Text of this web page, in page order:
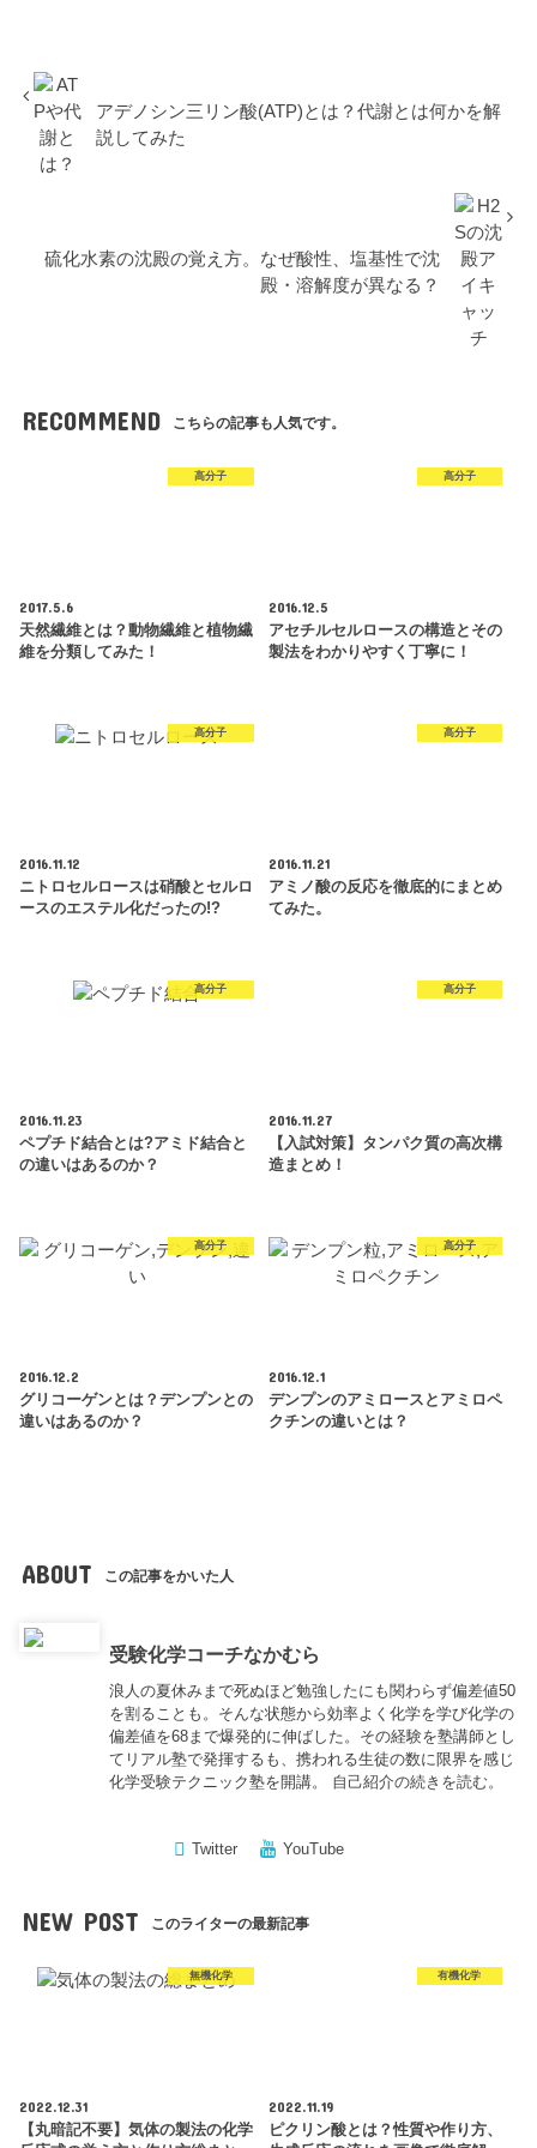
アデノシン三リン酸(ATP)とは？代謝とは何かを解
説してみた
硫化水素の沈殿の覚え方。なぜ酸性、塩基性で沈
殿・溶解度が異なる？
RECOMMEND こちらの記事も人気です。
高分子
2017.5.6
天然繊維とは？動物繊維と植物繊
維を分類してみた！
高分子
2016.12.5
アセチルセルロースの構造とその
製法をわかりやすく丁寧に！
高分子
2016.11.12
ニトロセルロースは硝酸とセルロ
ースのエステル化だったの!?
高分子
2016.11.21
アミノ酸の反応を徹底的にまとめ
てみた。
高分子
2016.11.23
ペプチド結合とは?アミド結合と
の違いはあるのか？
高分子
2016.11.27
【入試対策】タンパク質の高次構
造まとめ！
高分子
2016.12.2
グリコーゲンとは？デンプンとの
違いはあるのか？
高分子
2016.12.1
デンプンのアミロースとアミロペ
クチンの違いとは？
ABOUT この記事をかいた人
受験化学コーチなかむら
浪人の夏休みまで死ぬほど勉強したにも関わらず偏差値50
を割ることも。そんな状態から効率よく化学を学び化学の
偏差値を68まで爆発的に伸ばした。その経験を塾講師とし
てリアル塾で発揮するも、携われる生徒の数に限界を感じ
化学受験テクニック塾を開講。 自己紹介の続きを読む。
Twitter YouTube
NEW POST このライターの最新記事
無機化学
2022.12.31
【丸暗記不要】気体の製法の化学
有機化学
2022.11.19
ピクリン酸とは？性質や作り方、